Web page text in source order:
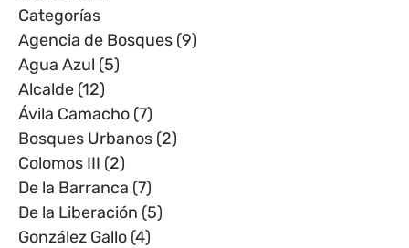
Categorías
Agencia de Bosques (9)
Agua Azul (5)
Alcalde (12)
Ávila Camacho (7)
Bosques Urbanos (2)
Colomos III (2)
De la Barranca (7)
De la Liberación (5)
González Gallo (4)